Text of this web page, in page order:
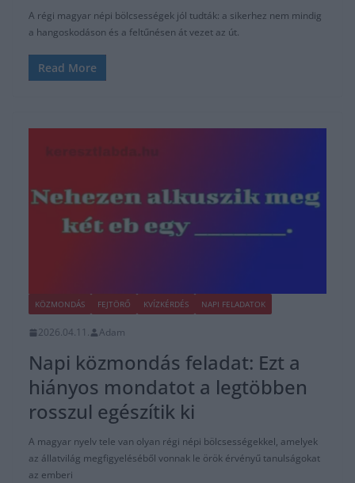
A régi magyar népi bölcsességek jól tudták: a sikerhez nem mindig
a hangoskodáson és a feltűnésen át vezet az út.
Read More
KÖZMONDÁS FEJTÖRŐ KVÍZKÉRDÉS NAPI FELADATOK
2026.04.11. Adam
Napi közmondás feladat: Ezt a
hiányos mondatot a legtöbben
rosszul egészítik ki
A magyar nyelv tele van olyan régi népi bölcsességekkel, amelyek
az állatvilág megfigyeléséből vonnak le örök érvényű tanulságokat
az emberi